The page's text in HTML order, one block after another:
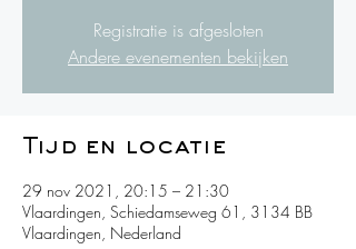
Registratie is afgesloten
Andere evenementen bekijken
Tijd en locatie
29 nov 2021, 20:15 – 21:30
Vlaardingen, Schiedamseweg 61, 3134 BB
Vlaardingen, Nederland